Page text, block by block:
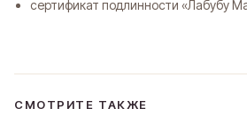
сертификат подлинности «Лабубу
СМОТРИТЕ ТАКЖЕ
Понятно